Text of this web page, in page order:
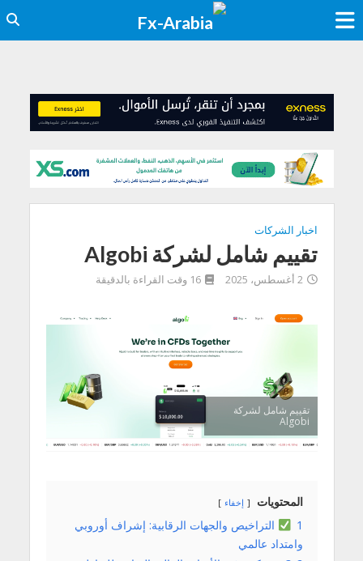
اخبار الشركات
تقييم شامل لشركة Algobi
2 أغسطس، 2025 16 وقت القراءة بالدقيقة
تقييم شامل لشركة
Algobi
المحتويات إخفاء
1
التراخيص والجهات الرقابية: إشراف أوروبي
وامتداد عالمي